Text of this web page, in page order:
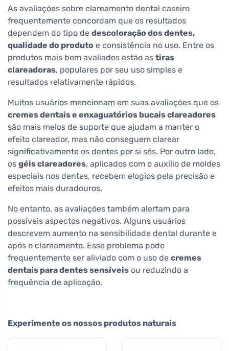
As avaliações sobre clareamento dental caseiro
frequentemente concordam que os resultados
dependem do tipo de descoloração dos dentes,
qualidade do produto e consistência no uso. Entre os
produtos mais bem avaliados estão as tiras
clareadoras, populares por seu uso simples e
resultados relativamente rápidos.
Muitos usuários mencionam em suas avaliações que os
cremes dentais e enxaguatórios bucais clareadores
são mais meios de suporte que ajudam a manter o
efeito clareador, mas não conseguem clarear
significativamente os dentes por si sós. Por outro lado,
os géis clareadores, aplicados com o auxílio de moldes
especiais nos dentes, recebem elogios pela precisão e
efeitos mais duradouros.
No entanto, as avaliações também alertam para
possíveis aspectos negativos. Alguns usuários
descrevem aumento na sensibilidade dental durante e
após o clareamento. Esse problema pode
frequentemente ser aliviado com o uso de cremes
dentais para dentes sensíveis ou reduzindo a
frequência de aplicação.
Experimente os nossos produtos naturais